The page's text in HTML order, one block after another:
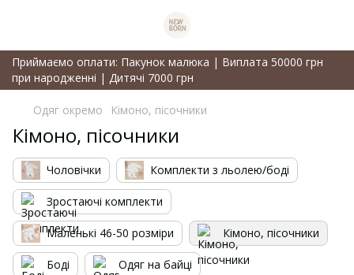
Приймаємо оплати: Пакунок малюка | Виплата 50000 грн
при народженні | Дитячі 7000 грн
Одяг окремо Кімоно, пісочники
Кімоно, пісочники
Чоловічки Комплекти з льолею/боді
Зростаючі комплекти
Маленькі 46-50 розміри Кімоно, пісочники
Боді Одяг на байці